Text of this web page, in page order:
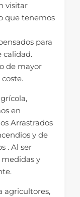
visitar
que tenemos
para
calidad.
de mayor
en
Arrastrados
y de
. Al ser
y
agricultores,